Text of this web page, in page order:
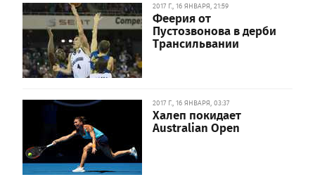
2017 Г., 16 ЯНВАРЯ, 21:59
Феерия от
Пустозвонова в дерби
Трансильвании
2017 Г., 16 ЯНВАРЯ, 03:37
Халеп покидает
Australian Open